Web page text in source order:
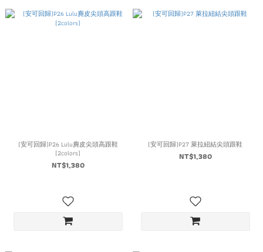
(安可回歸)P26 Lulu麂皮尖頭高跟鞋
(2colors)
NT$1,380
(安可回歸)P27 萊拉紐結尖頭跟鞋
NT$1,380